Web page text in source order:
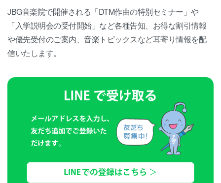
JBG音楽院で開催される「DTM作曲の特別セミナー」や
「入学説明会の受付開始」など各種告知、お得な割引情報
や優先受付のご案内、音楽トピックスなど耳寄り情報を配
信いたします。